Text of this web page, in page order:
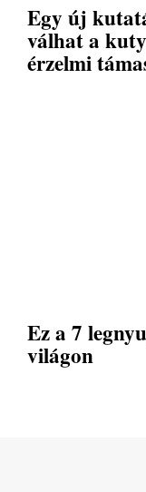
Egy új
válhat a
érzelmi
Ez a 7
világon